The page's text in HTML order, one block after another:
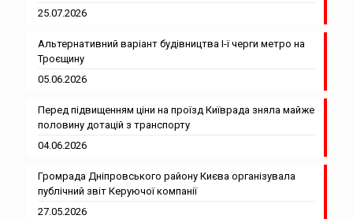
25.07.2026
Альтернативний варіант будівництва І-ї черги метро на
Троєщину
05.06.2026
Перед підвищенням ціни на проїзд Київрада зняла майже
половину дотацій з транспорту
04.06.2026
Громрада Дніпровського району Києва організувала
публічний звіт Керуючої компанії
27.05.2026